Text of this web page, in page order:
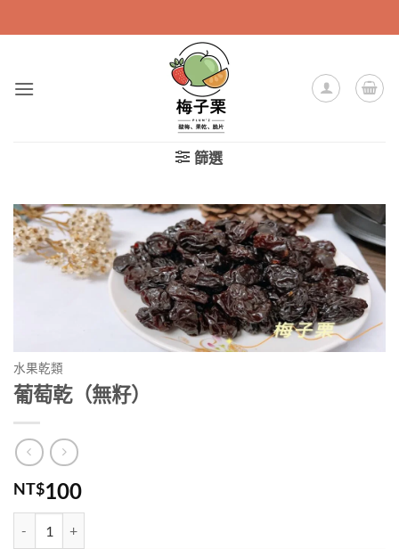
to
篩選
水果乾類
葡萄乾（無籽）
NT$100